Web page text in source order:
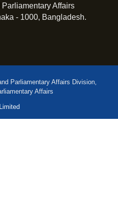
Affairs
- 1000, Bangladesh.
Parliamentary Affairs Division,
Affairs